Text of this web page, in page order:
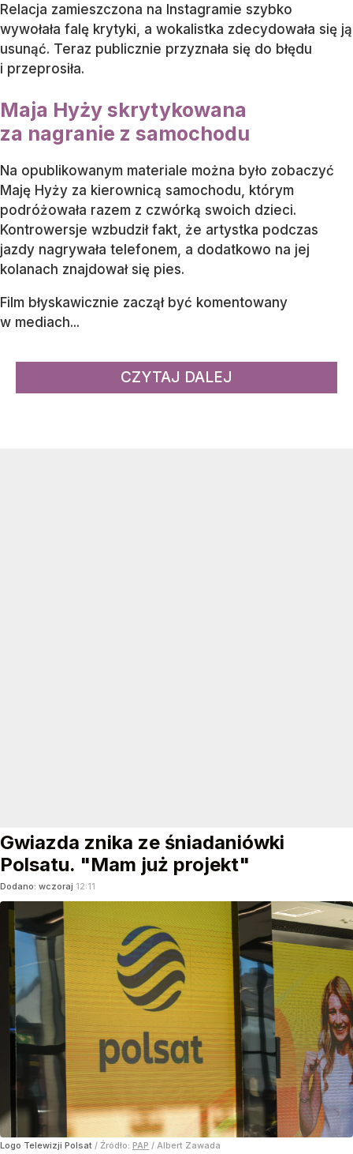
Relacja zamieszczona na Instagramie szybko
wywołała falę krytyki, a wokalistka zdecydowała się ją
usunąć. Teraz publicznie przyznała się do błędu
i przeprosiła.
Maja Hyży skrytykowana
za nagranie z samochodu
Na opublikowanym materiale można było zobaczyć
Maję Hyży za kierownicą samochodu, którym
podróżowała razem z czwórką swoich dzieci.
Kontrowersje wzbudził fakt, że artystka podczas
jazdy nagrywała telefonem, a dodatkowo na jej
kolanach znajdował się pies.
Film błyskawicznie zaczął być komentowany
w mediach...
CZYTAJ DALEJ
Gwiazda znika ze śniadaniówki
Polsatu. "Mam już projekt"
Dodano: wczoraj 12:11
Logo Telewizji Polsat / Źródło: PAP / Albert Zawada